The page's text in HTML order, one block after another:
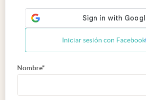
Iniciar sesión con Facebook
Nombre*